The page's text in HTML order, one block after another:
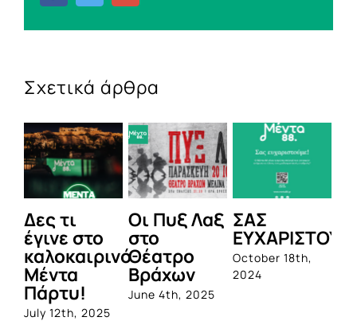
Σχετικά άρθρα
Δες τι
έγινε στο
καλοκαιρινό
Μέντα
Πάρτυ!
July 12th, 2025
Οι Πυξ Λαξ
στο
Θέατρο
Βράχων
June 4th, 2025
ΣΑΣ
October 18th,
2024